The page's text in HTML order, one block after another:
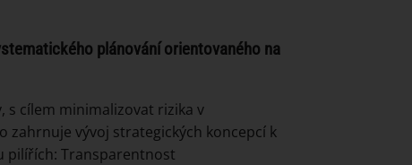
plánování orientovaného na
s cílem minimalizovat rizika v
zahrnuje vývoj strategických koncepcí k
pilířích: Transparentnost